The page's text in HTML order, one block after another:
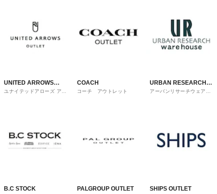
UNITED ARROWS
OUTLET
ユナイテッドアローズ アウ
COACH
コーチ アウトレット
URBAN RESEARCH
ware house
アーバンリサーチウェアハ
B.C STOCK PALGROUP OUTLET SHIPS OUTLET